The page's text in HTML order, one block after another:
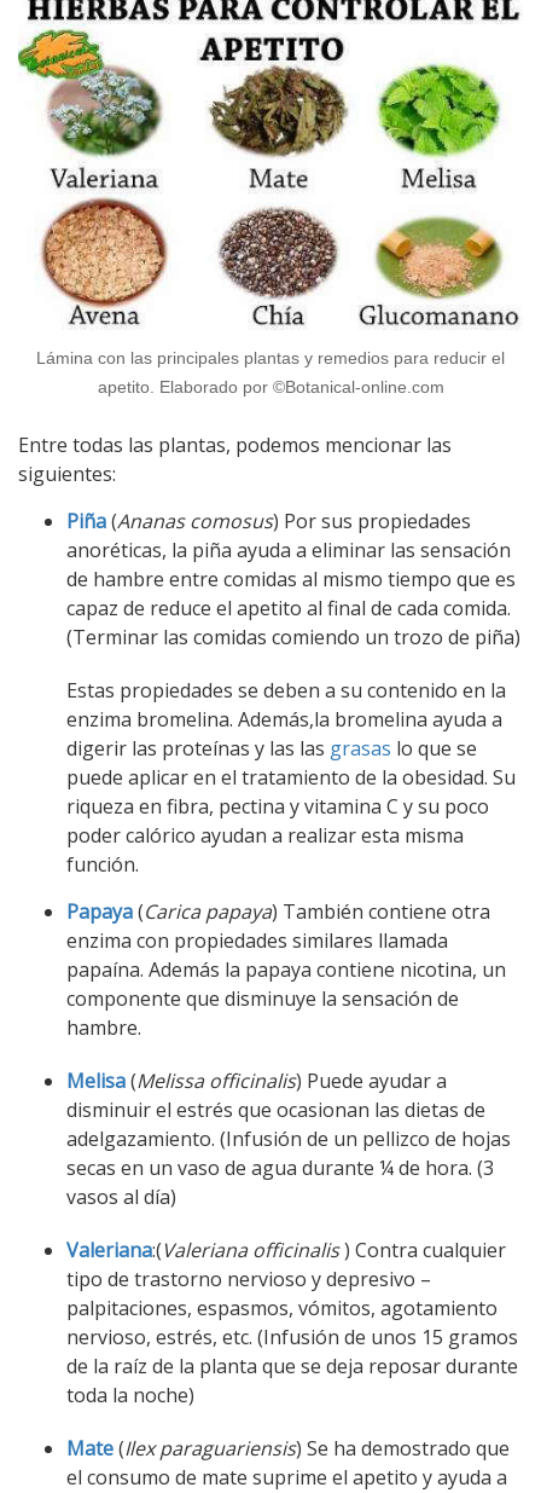
Lámina con las principales plantas y remedios para reducir el
apetito. Elaborado por ©Botanical-online.com
Entre todas las plantas, podemos mencionar las
siguientes:
Piña(Ananas comosus) Por sus propiedades
anoréticas, la piña ayuda a eliminar las sensación
de hambre entre comidas al mismo tiempo que es
capaz de reduce el apetito al final de cada comida.
(Terminar las comidas comiendo un trozo de piña)
Estas propiedades se deben a su contenido en la
enzima bromelina. Además,la bromelina ayuda a
digerir las proteínas y las las grasas lo que se
puede aplicar en el tratamiento de la obesidad. Su
riqueza en fibra, pectina y vitamina C y su poco
poder calórico ayudan a realizar esta misma
función.
Papaya(Carica papaya) También contiene otra
enzima con propiedades similares llamada
papaína. Además la papaya contiene nicotina, un
componente que disminuye la sensación de
hambre.
Melisa(Melissa officinalis) Puede ayudar a
disminuir el estrés que ocasionan las dietas de
adelgazamiento. (Infusión de un pellizco de hojas
secas en un vaso de agua durante ¼ de hora. (3
vasos al día)
Valeriana:(Valeriana officinalis) Contra cualquier
tipo de trastorno nervioso y depresivo –
palpitaciones, espasmos, vómitos, agotamiento
nervioso, estrés, etc. (Infusión de unos 15 gramos
de la raíz de la planta que se deja reposar durante
toda la noche)
Mate(Ilex paraguariensis) Se ha demostrado que
el consumo de mate suprime el apetito y ayuda a